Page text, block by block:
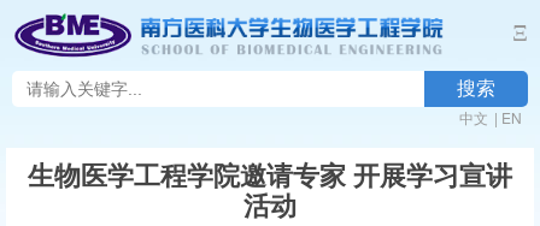
Ξ
搜索
中文 | EN
生物医学工程学院邀请专家 开展学习宣讲
活动